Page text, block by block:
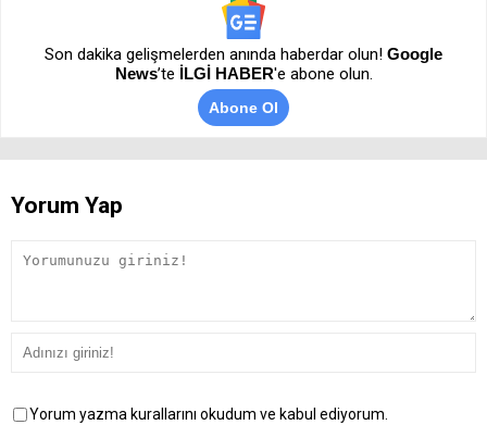
Son dakika gelişmelerden anında haberdar olun! Google
News’te İLGİ HABER'e abone olun.
Abone Ol
Yorum Yap
Yorum yazma kurallarını okudum ve kabul ediyorum.